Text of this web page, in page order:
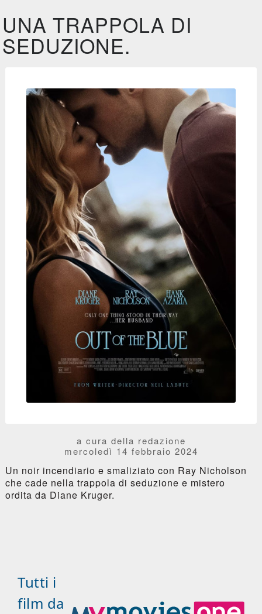
UNA TRAPPOLA DI
SEDUZIONE.
a cura della redazione
mercoledì 14 febbraio 2024
Un noir incendiario e smaliziato con Ray Nicholson
che cade nella trappola di seduzione e mistero
ordita da Diane Kruger.
Tutti i
film da